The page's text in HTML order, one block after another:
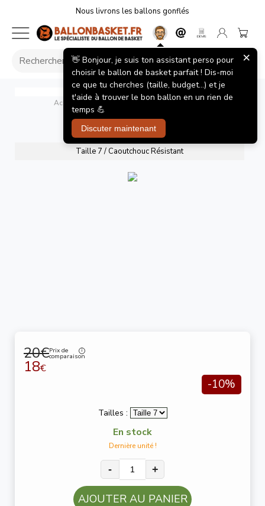
Nous livrons les ballons gonflés
Ballon de basket Peak I can Play Chicago
Accueil/ Ballons de basket/ I Can Play Chicago
I Can Play Chicago
Taille 7 / Caoutchouc Résistant
20€Prix de
comparaison
18€
-10%
Tailles :
En stock
Dernière unité !
- +
AJOUTER AU PANIER
👋 Bonjour, je suis ton assistant perso pour
choisir le ballon de basket parfait ! Dis-moi
ce que tu cherches (taille, budget...) et je
t'aide à trouver le bon ballon en un rien de
temps 💪
Discuter maintenant
×